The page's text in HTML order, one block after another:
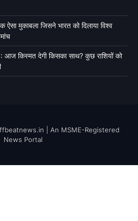
मुकाबला जिसने भारत को दिलाया विश्व
किस्मत देगी किसका साथ? कुछ राशियों को
| An MSME-Registered
News Portal